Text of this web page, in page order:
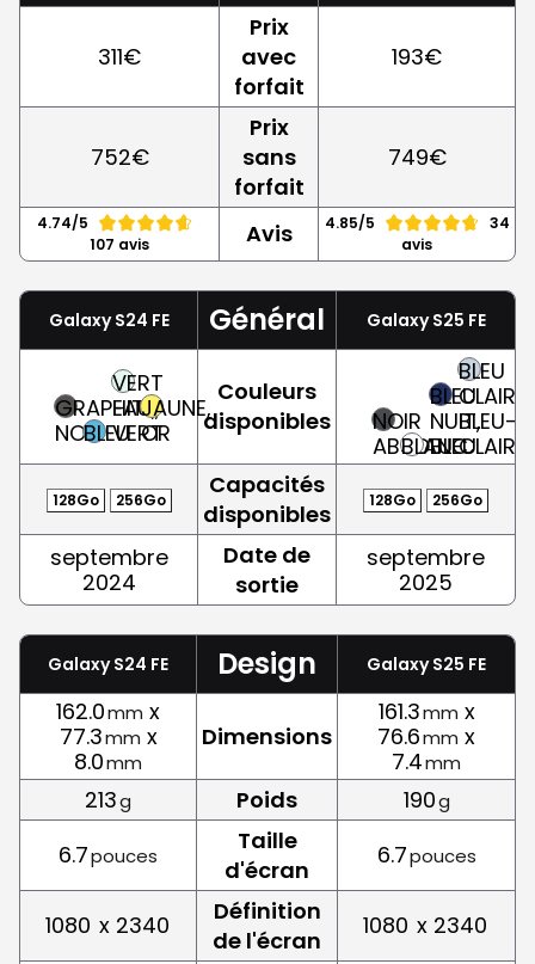
311€
Prix
avec
forfait
193€
752€
Prix
sans
forfait
749€
4.74/5
107 avis
Avis 4.85/5
34
avis
Galaxy S24 FE Général Galaxy S25 FE
GRAPHITE,
NOIRBLEU
VERT
EAU,
VERT
JAUNE,
OR
Couleurs
disponibles
NOIR
ABSOLU
BLANC
BLEU
NUIT,
BLEU
BLEU
CLAIR,
BLEU-
CLAIR
128Go 256Go
Capacités
disponibles
128Go 256Go
septembre
2024
Date de
sortie
septembre
2025
Galaxy S24 FE Design Galaxy S25 FE
162.0mm x
77.3mm x
8.0mm
Dimensions
161.3mm x
76.6mm x
7.4mm
213g Poids 190g
6.7pouces
Taille
d'écran
6.7pouces
1080 x 2340
Définition
de l'écran
1080 x 2340